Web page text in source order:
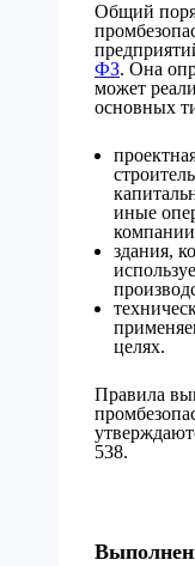
Общий
ФЗ. Она
может
основных
иные
здания,
целях.
Правила
538.